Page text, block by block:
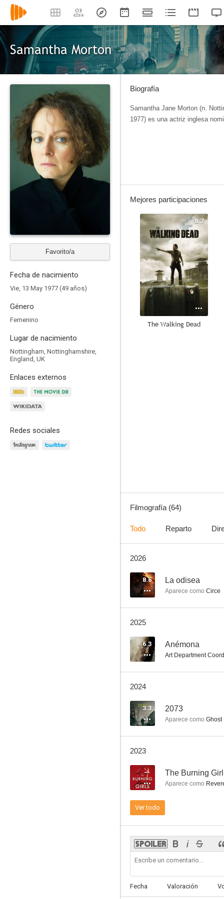
Samantha Morton
Favorito/a
Fecha de nacimiento
Vie, 13 May 1977 (49 años)
Género
Femenino
Lugar de nacimiento
Nottingham, Nottinghamshire,
England, UK
Enlaces externos
Redes sociales
Biografía
Samantha Jane Morton (n.
1977) es una actriz inglesa
Mejores participaciones
8.7
The Walking Dead
Filmografía (64)
Todo Reparto
2026
8.6 La odisea
Aparece como Circe
2025
6.3 Anémona
Art Department
2024
3.3 2073
Aparece como Ghost
2023
-- The Burning
Aparece como
Ver todo
Fecha Valoración